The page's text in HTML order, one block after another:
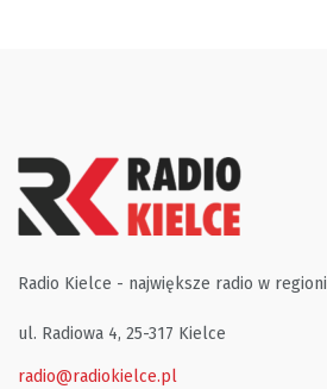
Radio Kielce - największe radio w
ul. Radiowa 4, 25-317 Kielce
radio@radiokielce.pl